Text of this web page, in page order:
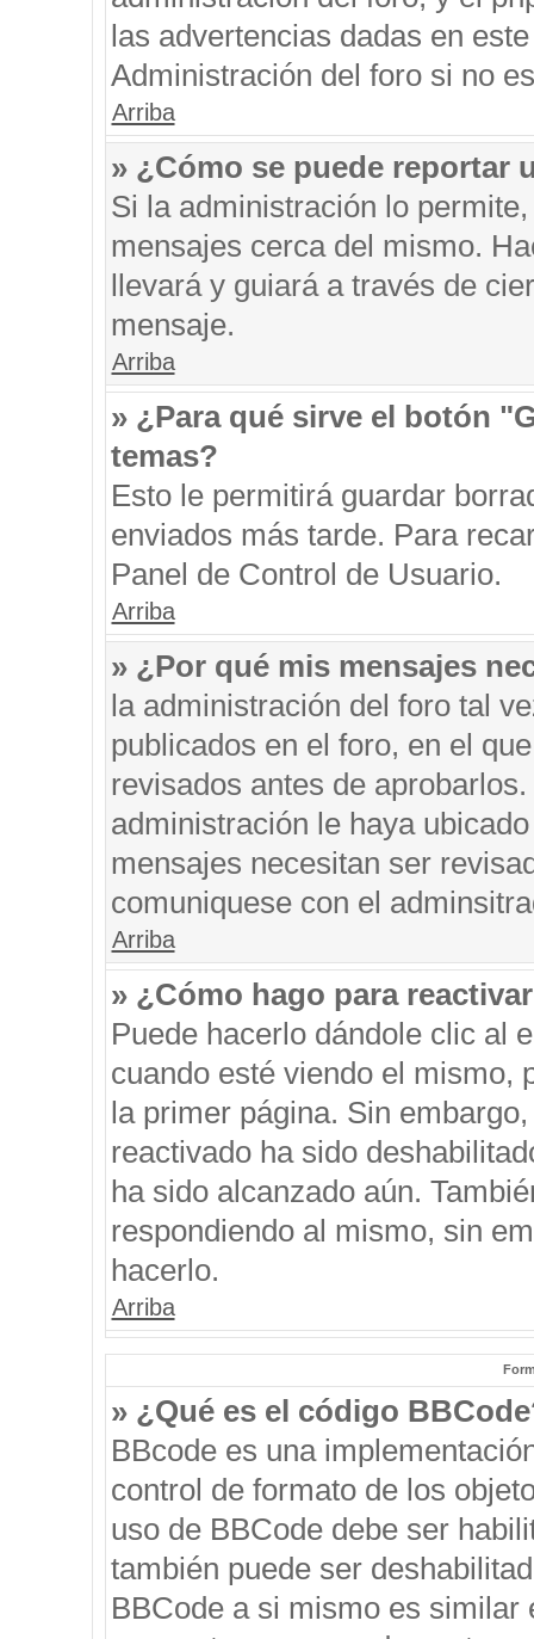
las advertencias dadas en
Administración del foro si no
Arriba
» ¿Cómo se puede reportar
Si la administración lo
mensajes cerca del mismo.
llevará y guiará a través de
mensaje.
Arriba
» ¿Para qué sirve el botón
temas?
Esto le permitirá guardar
enviados más tarde. Para
Panel de Control de Usuario.
Arriba
» ¿Por qué mis mensajes
la administración del foro tal
publicados en el foro, en el
revisados antes de
administración le haya
mensajes necesitan ser
comuniquese con el
Arriba
» ¿Cómo hago para
Puede hacerlo dándole clic al
cuando esté viendo el mismo,
la primer página. Sin
reactivado ha sido
ha sido alcanzado aún.
respondiendo al mismo, sin
hacerlo.
Arriba
» ¿Qué es el código
BBcode es una
control de formato de los
uso de BBCode debe ser
también puede ser
BBCode a si mismo es